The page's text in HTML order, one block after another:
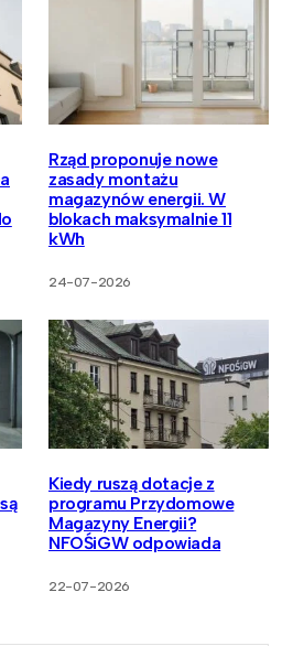
Rząd proponuje nowe
zasady montażu
magazynów energii. W
blokach maksymalnie 11
kWh
24-07-2026
Kiedy ruszą dotacje z
programu Przydomowe
Magazyny Energii?
NFOŚiGW odpowiada
22-07-2026